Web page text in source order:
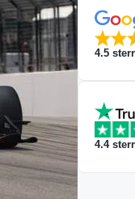
4.5
4.4